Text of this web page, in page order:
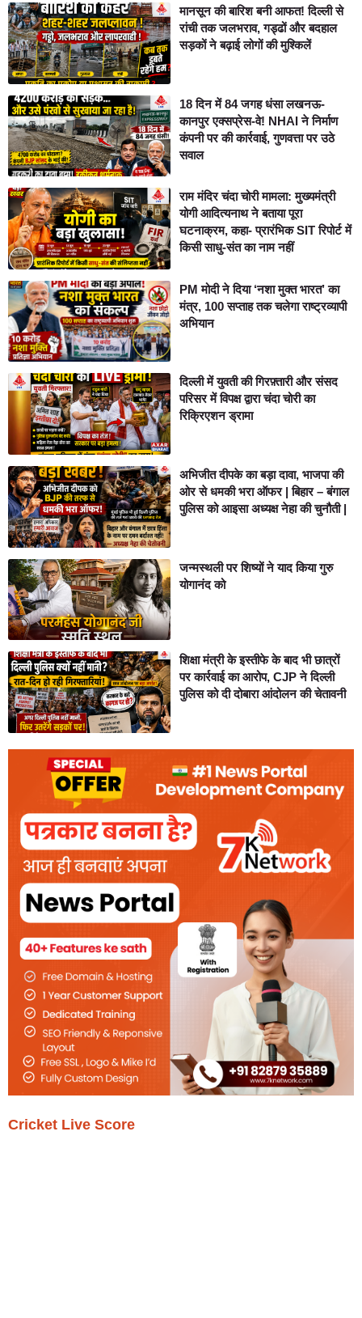
मानसून की बारिश बनी आफत! दिल्ली से
रांची तक जलभराव, गड्ढों और बदहाल
सड़कों ने बढ़ाई लोगों की मुश्किलें
18 दिन में 84 जगह धंसा लखनऊ-
कानपुर एक्सप्रेस-वे! NHAI ने निर्माण
कंपनी पर की कार्रवाई, गुणवत्ता पर उठे
सवाल
राम मंदिर चंदा चोरी मामला: मुख्यमंत्री
योगी आदित्यनाथ ने बताया पूरा
घटनाक्रम, कहा- प्रारंभिक SIT रिपोर्ट में
किसी साधु-संत का नाम नहीं
PM मोदी ने दिया ‘नशा मुक्त भारत’ का
मंत्र, 100 सप्ताह तक चलेगा राष्ट्रव्यापी
अभियान
दिल्ली में युवती की गिरफ़्तारी और संसद
परिसर में विपक्ष द्वारा चंदा चोरी का
रिक्रिएशन ड्रामा
अभिजीत दीपके का बड़ा दावा, भाजपा की
ओर से धमकी भरा ऑफर | बिहार – बंगाल
पुलिस को आइसा अध्यक्ष नेहा की चुनौती |
जन्मस्थली पर शिष्यों ने याद किया गुरु
योगानंद को
शिक्षा मंत्री के इस्तीफे के बाद भी छात्रों
पर कार्रवाई का आरोप, CJP ने दिल्ली
पुलिस को दी दोबारा आंदोलन की चेतावनी
Cricket Live Score